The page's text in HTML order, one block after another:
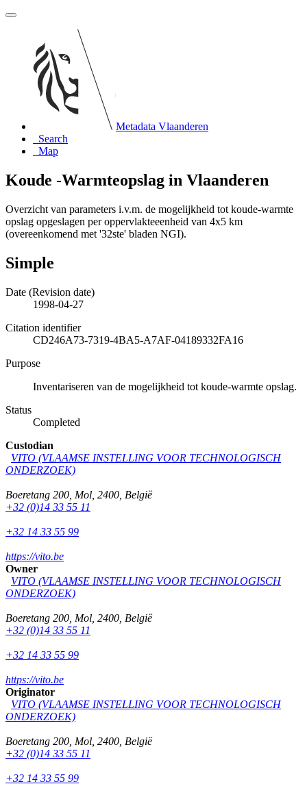
Metadata Vlaanderen
Search
Map
Koude -Warmteopslag in Vlaanderen
Overzicht van parameters i.v.m. de mogelijkheid tot koude-warmte
opslag opgeslagen per oppervlakteeenheid van 4x5 km
(overeenkomend met '32ste' bladen NGI).
Simple
Date (Revision date)
1998-04-27
Citation identifier
CD246A73-7319-4BA5-A7AF-04189332FA16
Purpose
Inventariseren van de mogelijkheid tot koude-warmte opslag.
Status
Completed
Custodian
VITO (VLAAMSE INSTELLING VOOR TECHNOLOGISCH
ONDERZOEK)
Boeretang 200 Mol 2400 België
+32 (0)14 33 55 11
+32 14 33 55 99
https://vito.be
Owner
VITO (VLAAMSE INSTELLING VOOR TECHNOLOGISCH
ONDERZOEK)
Boeretang 200 Mol 2400 België
+32 (0)14 33 55 11
+32 14 33 55 99
https://vito.be
Originator
VITO (VLAAMSE INSTELLING VOOR TECHNOLOGISCH
ONDERZOEK)
Boeretang 200 Mol 2400 België
+32 (0)14 33 55 11
+32 14 33 55 99